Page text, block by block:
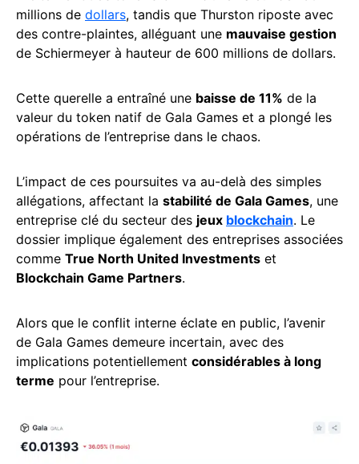
millions de dollars, tandis que Thurston riposte avec
des contre-plaintes, alléguant une mauvaise gestion
de Schiermeyer à hauteur de 600 millions de dollars.
Cette querelle a entraîné une baisse de 11% de la
valeur du token natif de Gala Games et a plongé les
opérations de l’entreprise dans le chaos.
L’impact de ces poursuites va au-delà des simples
allégations, affectant la stabilité de Gala Games, une
entreprise clé du secteur des jeux blockchain. Le
dossier implique également des entreprises associées
comme True North United Investments et
Blockchain Game Partners.
Alors que le conflit interne éclate en public, l’avenir
de Gala Games demeure incertain, avec des
implications potentiellement considérables à long
terme pour l’entreprise.